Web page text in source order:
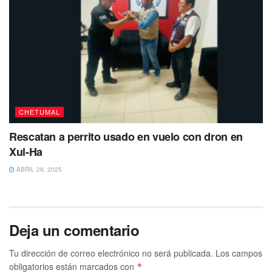
CHETUMAL
Rescatan a perrito usado en vuelo con dron en
Xul-Ha
ABRIL 29, 2025
Deja un comentario
Tu dirección de correo electrónico no será publicada. Los campos
obligatorios están marcados con *